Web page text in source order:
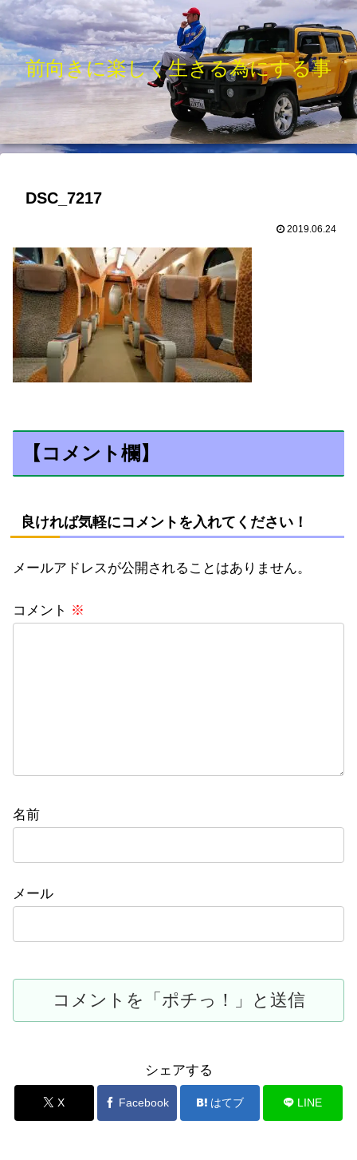
前向きに楽しく生きる為にする事
DSC_7217
2019.06.24
【コメント欄】
良ければ気軽にコメントを入れてください！
メールアドレスが公開されることはありません。
コメント ※
名前
メール
シェアする
X Facebook はてブ LINE